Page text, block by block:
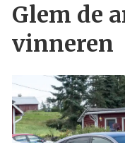
Glem de
vinneren